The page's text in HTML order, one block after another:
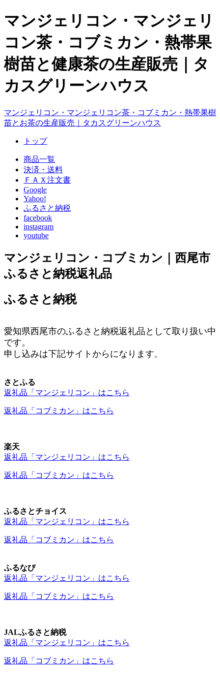
マンジェリコン・マンジェリ
コン茶・コブミカン・熱帯果
樹苗と健康茶の生産販売｜タ
カスグリーンハウス
マンジェリコン・マンジェリコン茶・コブミカン・熱帯果樹
苗とお茶の生産販売｜タカスグリーンハウス
トップ
商品一覧
決済・送料
ＦＡＸ注文書
Google
Yahoo!
ふるさと納税
facebook
instagram
youtube
マンジェリコン・コブミカン｜西尾市
ふるさと納税返礼品
ふるさと納税
愛知県西尾市のふるさと納税返礼品として取り扱い中
です。
申し込みは下記サイトからになります。
さとふる
返礼品「マンジェリコン」はこちら
返礼品「コブミカン」はこちら
楽天
返礼品「マンジェリコン」はこちら
返礼品「コブミカン」はこちら
ふるさとチョイス
返礼品「マンジェリコン」はこちら
返礼品「コブミカン」はこちら
ふるなび
返礼品「マンジェリコン」はこちら
返礼品「コブミカン」はこちら
JALふるさと納税
返礼品「マンジェリコン」はこちら
返礼品「コブミカン」はこちら